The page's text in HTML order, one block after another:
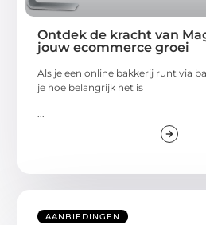
Ontdek de kracht van
jouw ecommerce groei
Als je een online bakkerij runt via
je hoe belangrijk het is
AANBIEDINGEN